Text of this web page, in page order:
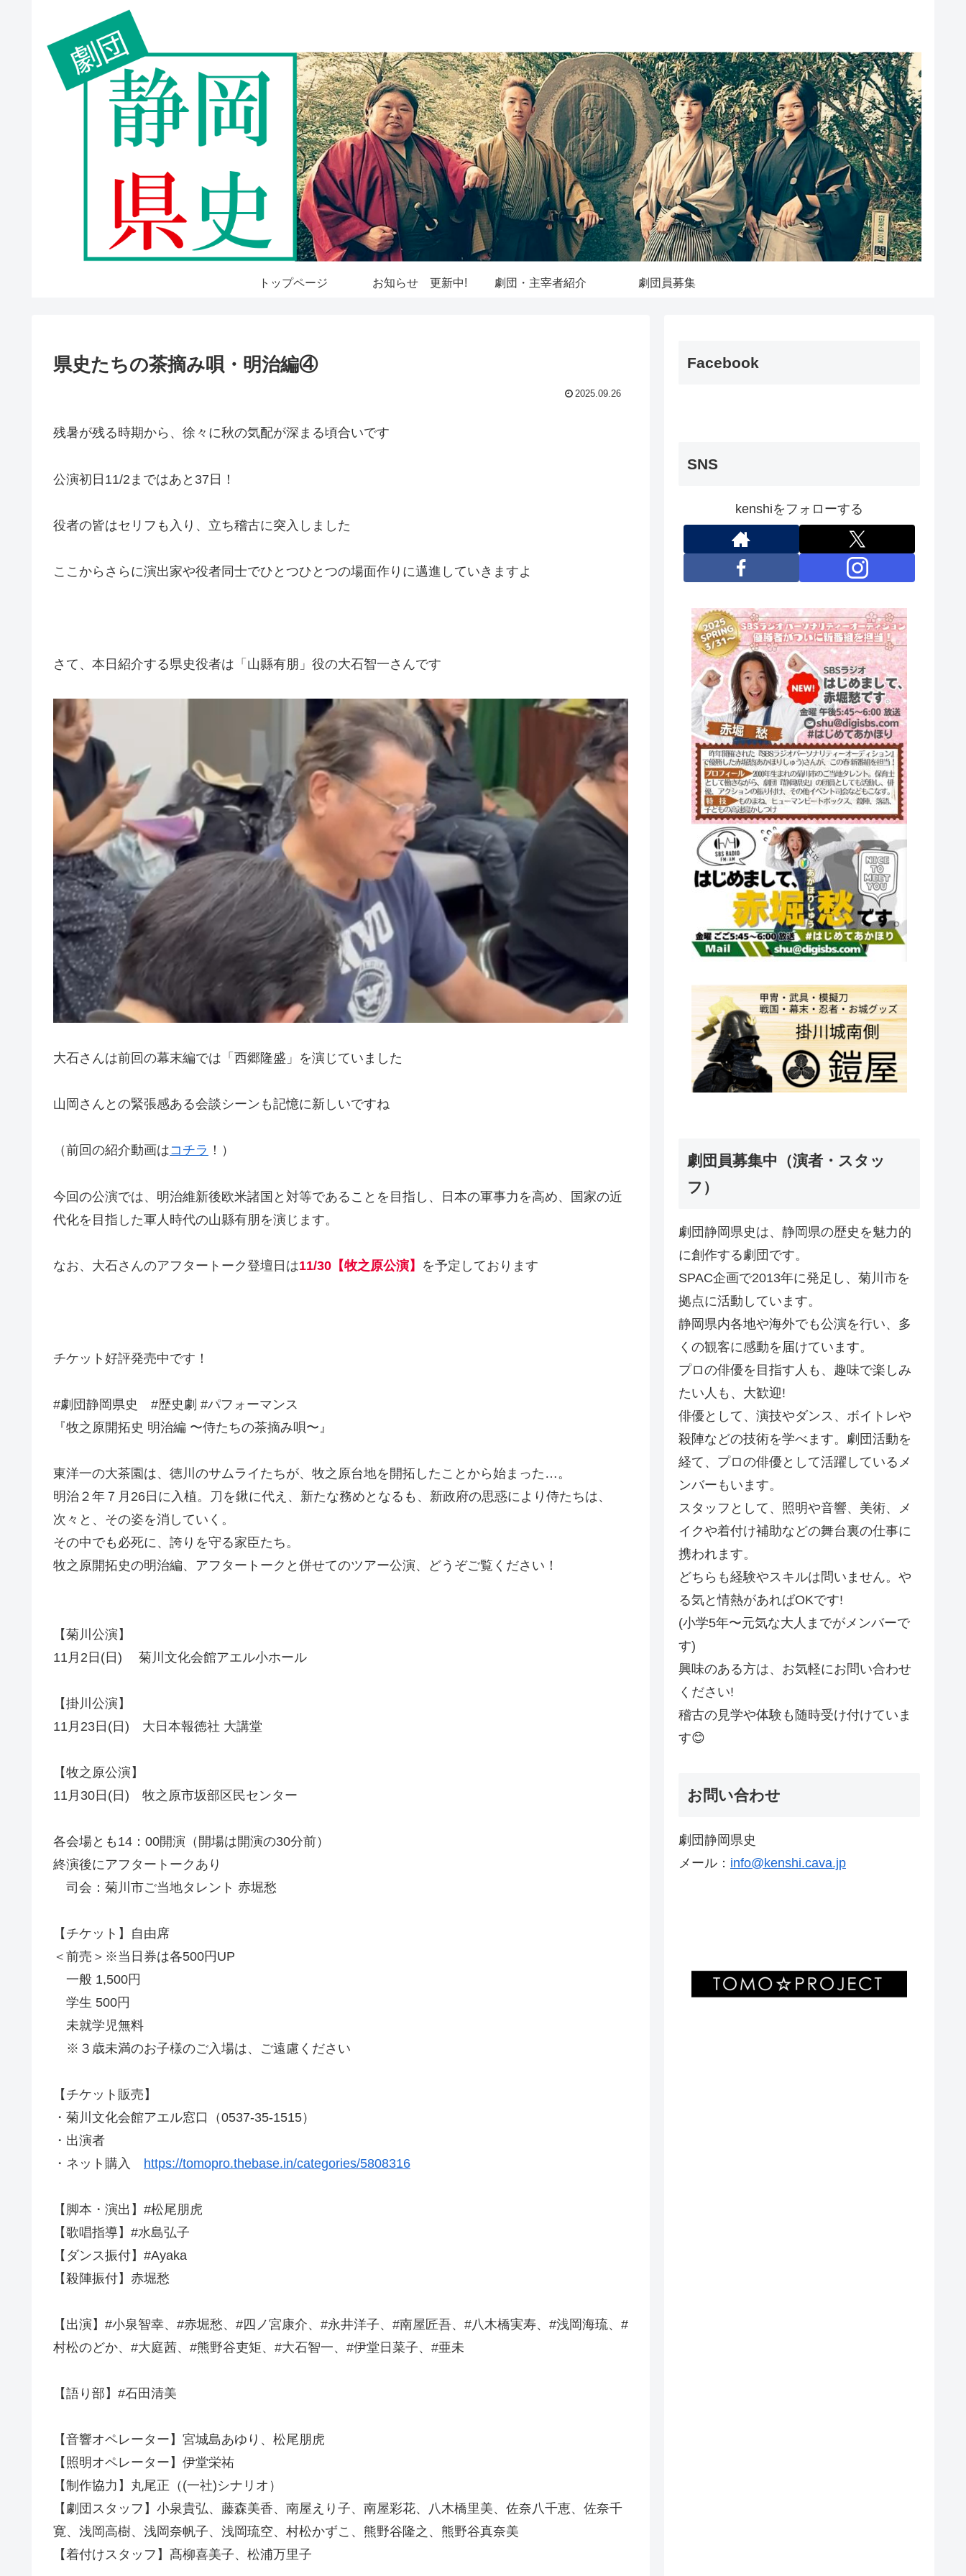
トップページ お知らせ 更新中! 劇団・主宰者紹介 劇団員募集
県史たちの茶摘み唄・明治編④
2025.09.26
残暑が残る時期から、徐々に秋の気配が深まる頃合いです
公演初日11/2まではあと37日！
役者の皆はセリフも入り、立ち稽古に突入しました
ここからさらに演出家や役者同士でひとつひとつの場面作りに邁進していきますよ
さて、本日紹介する県史役者は「山縣有朋」役の大石智一さんです
大石さんは前回の幕末編では「西郷隆盛」を演じていました
山岡さんとの緊張感ある会談シーンも記憶に新しいですね
（前回の紹介動画はコチラ ！）
今回の公演では、明治維新後欧米諸国と対等であることを目指し、日本の軍事力を高め、国家の近
代化を目指した軍人時代の山縣有朋を演じます。
なお、大石さんのアフタートーク登壇日は11/30【牧之原公演】 を予定しております
チケット好評発売中です！
#劇団静岡県史 #歴史劇 #パフォーマンス
『牧之原開拓史 明治編 〜侍たちの茶摘み唄〜』
東洋一の大茶園は、徳川のサムライたちが、牧之原台地を開拓したことから始まった…。
明治２年７月26日に入植。刀を鍬に代え、新たな務めとなるも、新政府の思惑により侍たちは、
次々と、その姿を消していく。
その中でも必死に、誇りを守る家臣たち。
牧之原開拓史の明治編、アフタートークと併せてのツアー公演、どうぞご覧ください！
【菊川公演】
11月2日(日) 菊川文化会館アエル小ホール
【掛川公演】
11月23日(日) 大日本報徳社 大講堂
【牧之原公演】
11月30日(日) 牧之原市坂部区民センター
各会場とも14：00開演（開場は開演の30分前）
終演後にアフタートークあり
司会：菊川市ご当地タレント 赤堀愁
【チケット】自由席
＜前売＞※当日券は各500円UP
一般 1,500円
学生 500円
未就学児無料
※３歳未満のお子様のご入場は、ご遠慮ください
【チケット販売】
・菊川文化会館アエル窓口（0537-35-1515）
・出演者
・ネット購入 https://tomopro.thebase.in/categories/5808316
【脚本・演出】#松尾朋虎
【歌唱指導】#水島弘子
【ダンス振付】#Ayaka
【殺陣振付】赤堀愁
【出演】#小泉智幸、#赤堀愁、#四ノ宮康介、#永井洋子、#南屋匠吾、#八木橋実寿、#浅岡海琉、#
村松のどか、#大庭茜、#熊野谷吏矩、#大石智一、#伊堂日菜子、#亜未
【語り部】#石田清美
【音響オペレーター】宮城島あゆり、松尾朋虎
【照明オペレーター】伊堂栄祐
【制作協力】丸尾正（(一社)シナリオ）
【劇団スタッフ】小泉貴弘、藤森美香、南屋えり子、南屋彩花、八木橋里美、佐奈八千恵、佐奈千
寛、浅岡高樹、浅岡奈帆子、浅岡琉空、村松かずこ、熊野谷隆之、熊野谷真奈美
【着付けスタッフ】髙柳喜美子、松浦万里子
Facebook
SNS
kenshiをフォローする
劇団員募集中（演者・スタッ
フ）
劇団静岡県史は、静岡県の歴史を魅力的
に創作する劇団です。
SPAC企画で2013年に発足し、菊川市を
拠点に活動しています。
静岡県内各地や海外でも公演を行い、多
くの観客に感動を届けています。
プロの俳優を目指す人も、趣味で楽しみ
たい人も、大歓迎!
俳優として、演技やダンス、ボイトレや
殺陣などの技術を学べます。劇団活動を
経て、プロの俳優として活躍しているメ
ンバーもいます。
スタッフとして、照明や音響、美術、メ
イクや着付け補助などの舞台裏の仕事に
携われます。
どちらも経験やスキルは問いません。や
る気と情熱があればOKです!
(小学5年〜元気な大人までがメンバーで
す)
興味のある方は、お気軽にお問い合わせ
ください!
稽古の見学や体験も随時受け付けていま
す😊
お問い合わせ
劇団静岡県史
メール： info@kenshi.cava.jp